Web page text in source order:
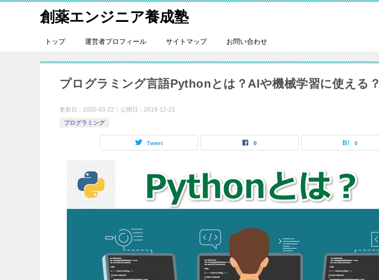
創薬エンジニア養成塾
トップ 運営者プロフィール サイトマップ お問い合わせ
プログラミング言語Pythonとは？AIや機械学習に使える？
更新日： 2020-03-22 公開日： 2019-12-21
プログラミング
Tweet 0 0